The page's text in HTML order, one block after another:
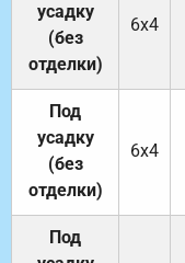
усадку
(без
отделки)
6х4
Под
усадку
(без
отделки)
6х4
Под